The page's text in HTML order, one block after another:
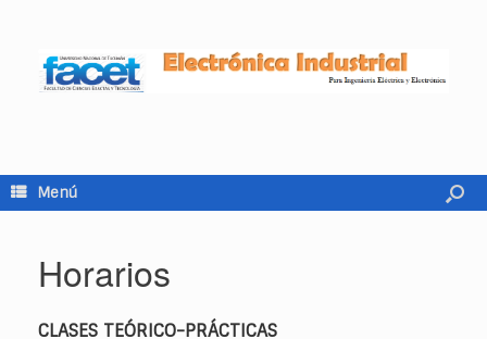
Menú
Horarios
CLA­SES TEÓ­RI­CO-PRÁC­TI­CAS